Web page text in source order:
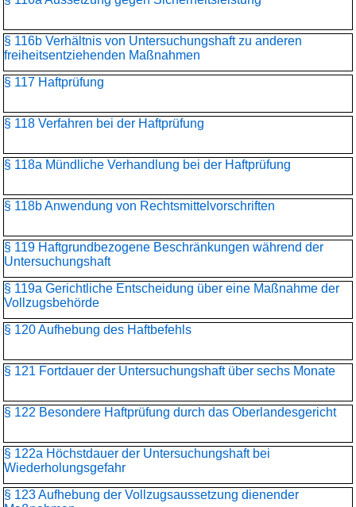
§ 116b Verhältnis von Untersuchungshaft zu anderen
freiheitsentziehenden Maßnahmen
§ 117 Haftprüfung
§ 118 Verfahren bei der Haftprüfung
§ 118a Mündliche Verhandlung bei der Haftprüfung
§ 118b Anwendung von Rechtsmittelvorschriften
§ 119 Haftgrundbezogene Beschränkungen während der
Untersuchungshaft
§ 119a Gerichtliche Entscheidung über eine Maßnahme der
Vollzugsbehörde
§ 120 Aufhebung des Haftbefehls
§ 121 Fortdauer der Untersuchungshaft über sechs Monate
§ 122 Besondere Haftprüfung durch das Oberlandesgericht
§ 122a Höchstdauer der Untersuchungshaft bei
Wiederholungsgefahr
§ 123 Aufhebung der Vollzugsaussetzung dienender